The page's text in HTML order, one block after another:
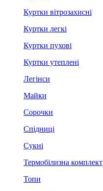
Куртки вітрозахисні
Куртки легкі
Куртки пухові
Куртки утеплені
Легінси
Майки
Сорочки
Спідниці
Сукні
Термобілизна комплект
Топи